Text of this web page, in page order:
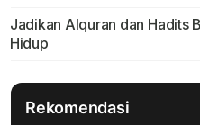
Jadikan Alquran dan Hadits
Hidup
Rekomendasi